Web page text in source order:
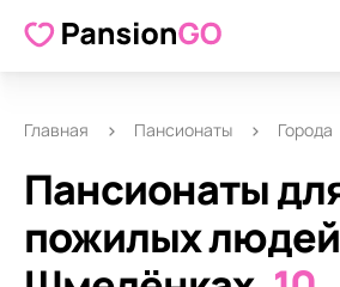
Главная Пансионаты Города
Пансионаты
пожилых